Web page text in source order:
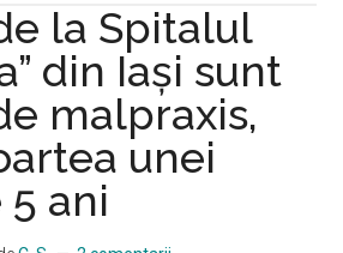
la Spitalul
din Iași sunt
malpraxis,
unei
ani